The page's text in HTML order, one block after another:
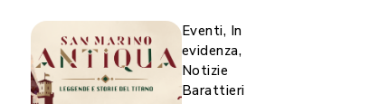
Eventi, In
evidenza,
Notizie
Barattieri